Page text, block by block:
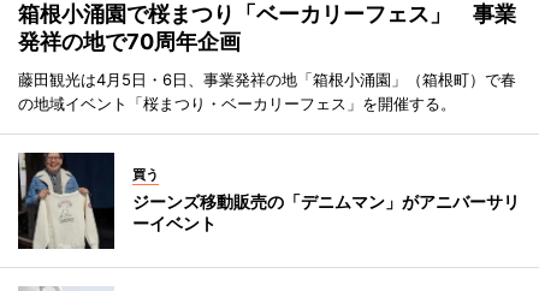
箱根小涌園で桜まつり「ベーカリーフェス」 事業
発祥の地で70周年企画
藤田観光は4月5日・6日、事業発祥の地「箱根小涌園」（箱根町）で春
の地域イベント「桜まつり・ベーカリーフェス」を開催する。
買う
ジーンズ移動販売の「デニムマン」がアニバーサリ
ーイベント